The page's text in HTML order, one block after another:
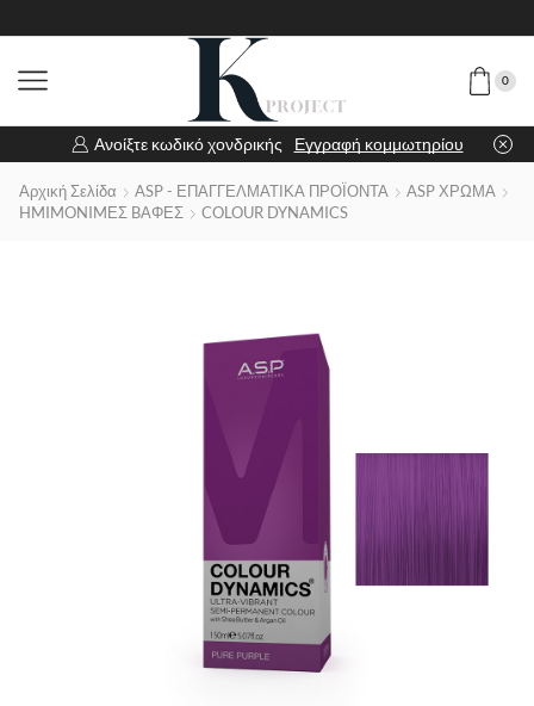
0
Ανοίξτε κωδικό χονδρικής Εγγραφή κομμωτηρίου
Αρχική Σελίδα ASP - ΕΠΑΓΓΕΛΜΑΤΙΚΑ ΠΡΟΪΟΝΤΑ
ASP ΧΡΩΜΑ
HMIMONIMΕΣ BΑΦΕΣ
COLOUR DYNAMICS